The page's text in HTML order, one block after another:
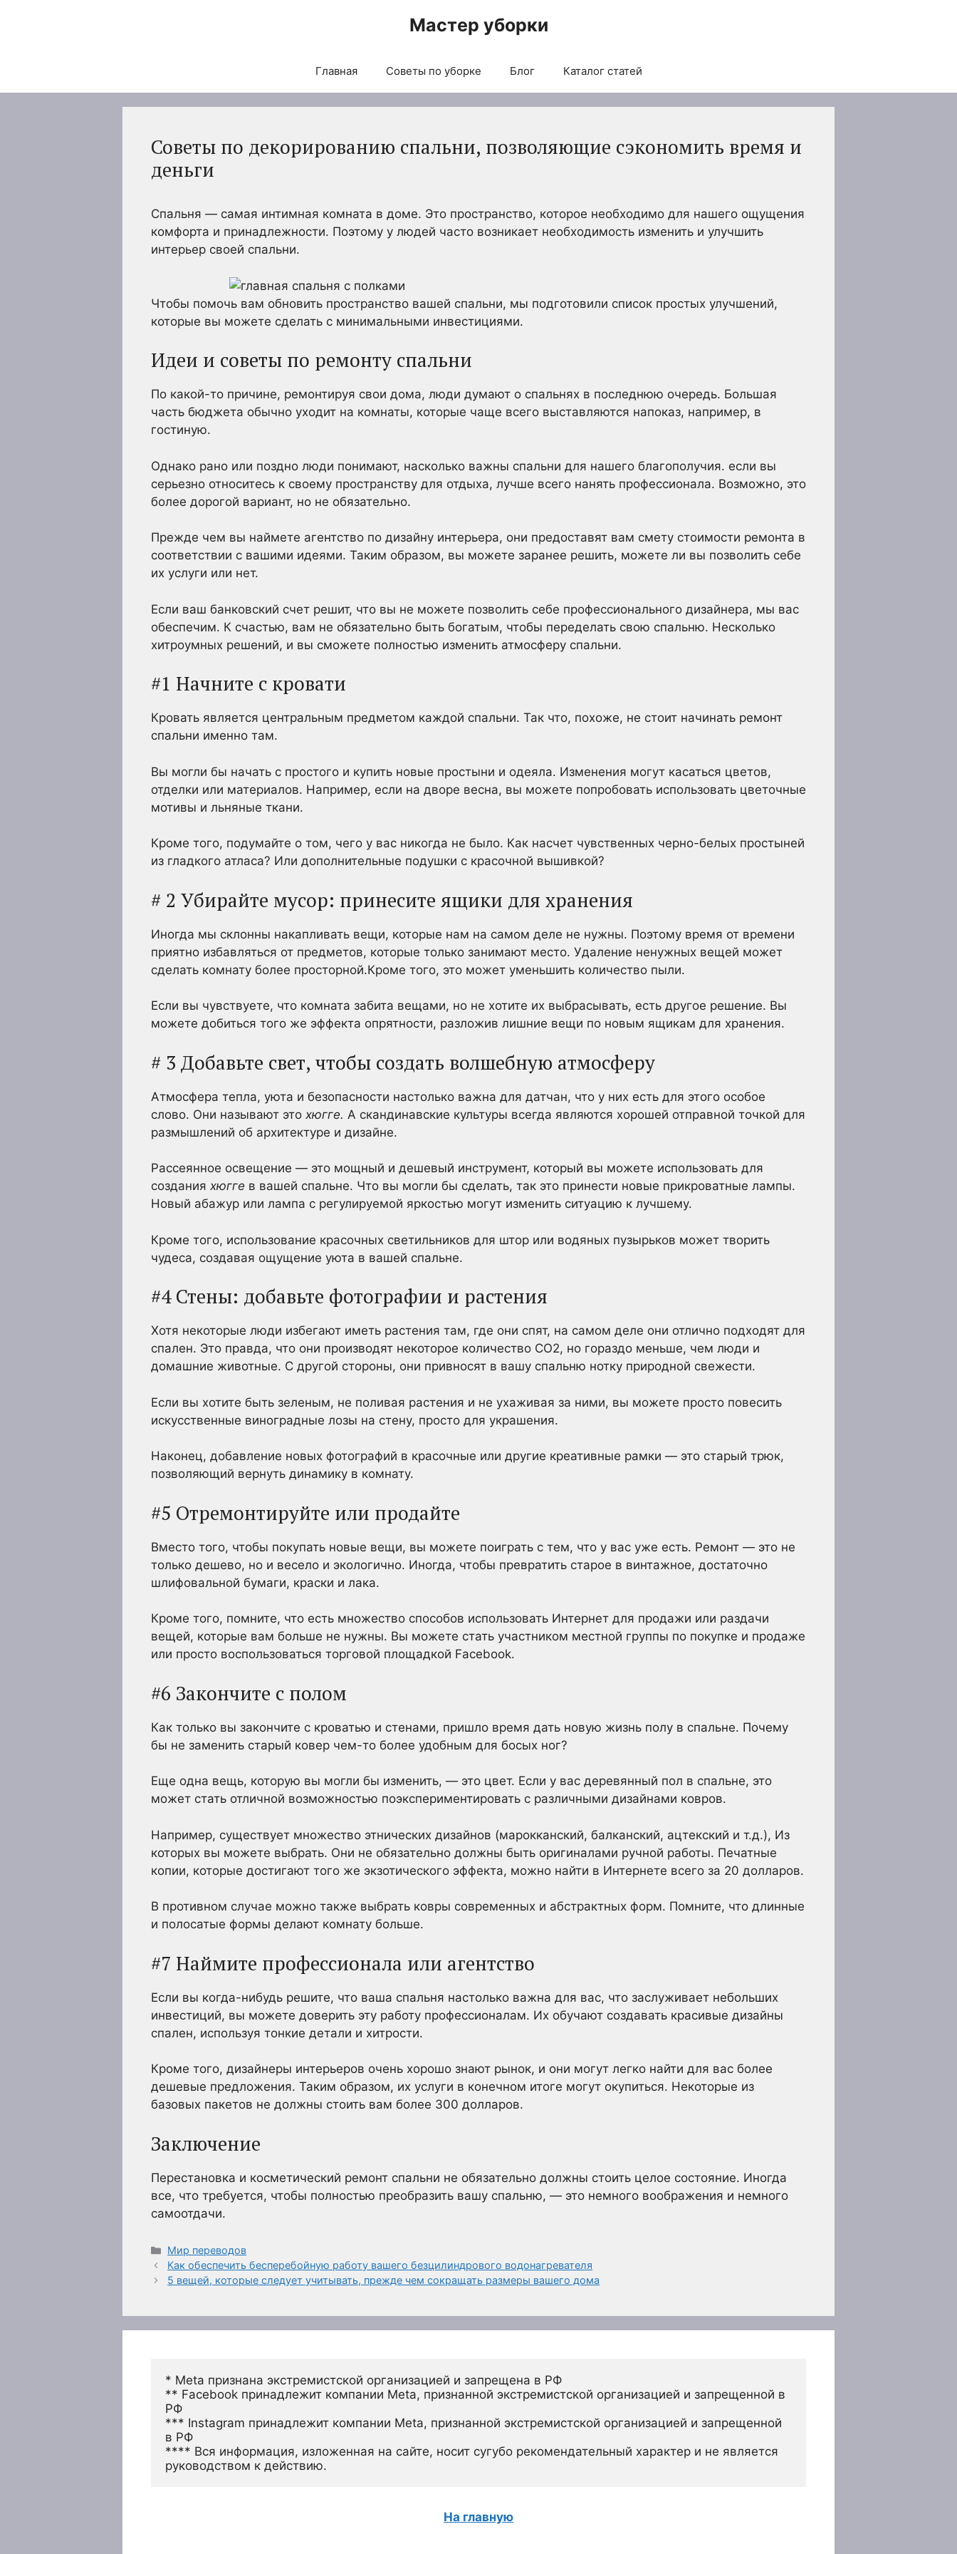
Мастер уборки
Главная Советы по уборке Блог Каталог статей
Советы по декорированию спальни, позволяющие сэкономить время и
деньги
Спальня — самая интимная комната в доме. Это пространство, которое необходимо для нашего ощущения
комфорта и принадлежности. Поэтому у людей часто возникает необходимость изменить и улучшить
интерьер своей спальни.
Чтобы помочь вам обновить пространство вашей спальни, мы подготовили список простых улучшений,
которые вы можете сделать с минимальными инвестициями.
Идеи и советы по ремонту спальни
По какой-то причине, ремонтируя свои дома, люди думают о спальнях в последнюю очередь. Большая
часть бюджета обычно уходит на комнаты, которые чаще всего выставляются напоказ, например, в
гостиную.
Однако рано или поздно люди понимают, насколько важны спальни для нашего благополучия. если вы
серьезно относитесь к своему пространству для отдыха, лучше всего нанять профессионала. Возможно, это
более дорогой вариант, но не обязательно.
Прежде чем вы наймете агентство по дизайну интерьера, они предоставят вам смету стоимости ремонта в
соответствии с вашими идеями. Таким образом, вы можете заранее решить, можете ли вы позволить себе
их услуги или нет.
Если ваш банковский счет решит, что вы не можете позволить себе профессионального дизайнера, мы вас
обеспечим. К счастью, вам не обязательно быть богатым, чтобы переделать свою спальню. Несколько
хитроумных решений, и вы сможете полностью изменить атмосферу спальни.
#1 Начните с кровати
Кровать является центральным предметом каждой спальни. Так что, похоже, не стоит начинать ремонт
спальни именно там.
Вы могли бы начать с простого и купить новые простыни и одеяла. Изменения могут касаться цветов,
отделки или материалов. Например, если на дворе весна, вы можете попробовать использовать цветочные
мотивы и льняные ткани.
Кроме того, подумайте о том, чего у вас никогда не было. Как насчет чувственных черно-белых простыней
из гладкого атласа? Или дополнительные подушки с красочной вышивкой?
# 2 Убирайте мусор: принесите ящики для хранения
Иногда мы склонны накапливать вещи, которые нам на самом деле не нужны. Поэтому время от времени
приятно избавляться от предметов, которые только занимают место. Удаление ненужных вещей может
сделать комнату более просторной.Кроме того, это может уменьшить количество пыли.
Если вы чувствуете, что комната забита вещами, но не хотите их выбрасывать, есть другое решение. Вы
можете добиться того же эффекта опрятности, разложив лишние вещи по новым ящикам для хранения.
# 3 Добавьте свет, чтобы создать волшебную атмосферу
Атмосфера тепла, уюта и безопасности настолько важна для датчан, что у них есть для этого особое
слово. Они называют это хюгге. А скандинавские культуры всегда являются хорошей отправной точкой для
размышлений об архитектуре и дизайне.
Рассеянное освещение — это мощный и дешевый инструмент, который вы можете использовать для
создания хюгге в вашей спальне. Что вы могли бы сделать, так это принести новые прикроватные лампы.
Новый абажур или лампа с регулируемой яркостью могут изменить ситуацию к лучшему.
Кроме того, использование красочных светильников для штор или водяных пузырьков может творить
чудеса, создавая ощущение уюта в вашей спальне.
#4 Стены: добавьте фотографии и растения
Хотя некоторые люди избегают иметь растения там, где они спят, на самом деле они отлично подходят для
спален. Это правда, что они производят некоторое количество CO2, но гораздо меньше, чем люди и
домашние животные. С другой стороны, они привносят в вашу спальню нотку природной свежести.
Если вы хотите быть зеленым, не поливая растения и не ухаживая за ними, вы можете просто повесить
искусственные виноградные лозы на стену, просто для украшения.
Наконец, добавление новых фотографий в красочные или другие креативные рамки — это старый трюк,
позволяющий вернуть динамику в комнату.
#5 Отремонтируйте или продайте
Вместо того, чтобы покупать новые вещи, вы можете поиграть с тем, что у вас уже есть. Ремонт — это не
только дешево, но и весело и экологично. Иногда, чтобы превратить старое в винтажное, достаточно
шлифовальной бумаги, краски и лака.
Кроме того, помните, что есть множество способов использовать Интернет для продажи или раздачи
вещей, которые вам больше не нужны. Вы можете стать участником местной группы по покупке и продаже
или просто воспользоваться торговой площадкой Facebook.
#6 Закончите с полом
Как только вы закончите с кроватью и стенами, пришло время дать новую жизнь полу в спальне. Почему
бы не заменить старый ковер чем-то более удобным для босых ног?
Еще одна вещь, которую вы могли бы изменить, — это цвет. Если у вас деревянный пол в спальне, это
может стать отличной возможностью поэкспериментировать с различными дизайнами ковров.
Например, существует множество этнических дизайнов (марокканский, балканский, ацтекский и т.д.), Из
которых вы можете выбрать. Они не обязательно должны быть оригиналами ручной работы. Печатные
копии, которые достигают того же экзотического эффекта, можно найти в Интернете всего за 20 долларов.
В противном случае можно также выбрать ковры современных и абстрактных форм. Помните, что длинные
и полосатые формы делают комнату больше.
#7 Наймите профессионала или агентство
Если вы когда-нибудь решите, что ваша спальня настолько важна для вас, что заслуживает небольших
инвестиций, вы можете доверить эту работу профессионалам. Их обучают создавать красивые дизайны
спален, используя тонкие детали и хитрости.
Кроме того, дизайнеры интерьеров очень хорошо знают рынок, и они могут легко найти для вас более
дешевые предложения. Таким образом, их услуги в конечном итоге могут окупиться. Некоторые из
базовых пакетов не должны стоить вам более 300 долларов.
Заключение
Перестановка и косметический ремонт спальни не обязательно должны стоить целое состояние. Иногда
все, что требуется, чтобы полностью преобразить вашу спальню, — это немного воображения и немного
самоотдачи.
Рубрики
Мир переводов
Как обеспечить бесперебойную работу вашего безцилиндрового водонагревателя
5 вещей, которые следует учитывать, прежде чем сокращать размеры вашего дома
* Meta признана экстремистской организацией и запрещена в РФ
** Facebook принадлежит компании Meta, признанной экстремистской организацией и запрещенной в
РФ
*** Instagram принадлежит компании Meta, признанной экстремистской организацией и запрещенной
в РФ
**** Вся информация, изложенная на сайте, носит сугубо рекомендательный характер и не является
руководством к действию.
На главную